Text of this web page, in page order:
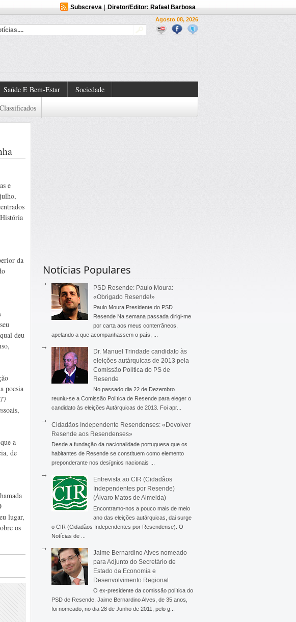
Subscreva| Diretor/Editor: Rafael Barbosa
Agosto 08, 2026
Saúde E Bem-Estar
Sociedade
Classificados
e
da
deu
poesia
a
de
lugar,
os
Notícias Populares
PSD Resende: Paulo Moura:
«Obrigado Resende!»
Paulo Moura Presidente do PSD
Resende Na semana passada dirigi-me
por carta aos meus conterrâneos,
apelando a que acompanhassem o país, ...
Dr. Manuel Trindade candidato às
eleições autárquicas de 2013 pela
Comissão Política do PS de
Resende
No passado dia 22 de Dezembro
reuniu-se a Comissão Política de Resende para eleger o
candidato às eleições Autárquicas de 2013. Foi apr...
Cidadãos Independente Resendenses: «Devolver
Resende aos Resendenses»
Desde a fundação da nacionalidade portuguesa que os
habitantes de Resende se constituem como elemento
preponderante nos desígnios nacionais ...
Entrevista ao CIR (Cidadãos
Independentes por Resende)
(Álvaro Matos de Almeida)
Encontramo-nos a pouco mais de meio
ano das eleições autárquicas, dai surge
o CIR (Cidadãos Independentes por Resendense). O
Notícias de ...
Jaime Bernardino Alves nomeado
para Adjunto do Secretário de
Estado da Economia e
Desenvolvimento Regional
O ex-presidente da comissão política do
PSD de Resende, Jaime Bernardino Alves, de 35 anos,
foi nomeado, no dia 28 de Junho de 2011, pelo g...